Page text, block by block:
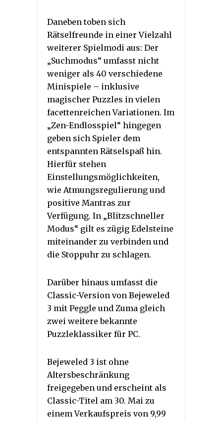
Daneben toben sich
Rätselfreunde in einer Vielzahl
weiterer Spielmodi aus: Der
„Suchmodus“ umfasst nicht
weniger als 40 verschiedene
Minispiele – inklusive
magischer Puzzles in vielen
facettenreichen Variationen. Im
„Zen-Endlosspiel“ hingegen
geben sich Spieler dem
entspannten Rätselspaß hin.
Hierfür stehen
Einstellungsmöglichkeiten,
wie Atmungsregulierung und
positive Mantras zur
Verfügung. In „Blitzschneller
Modus“ gilt es zügig Edelsteine
miteinander zu verbinden und
die Stoppuhr zu schlagen.
Darüber hinaus umfasst die
Classic-Version von Bejeweled
3 mit Peggle und Zuma gleich
zwei weitere bekannte
Puzzleklassiker für PC.
Bejeweled 3 ist ohne
Altersbeschränkung
freigegeben und erscheint als
Classic-Titel am 30. Mai zu
einem Verkaufspreis von 9,99